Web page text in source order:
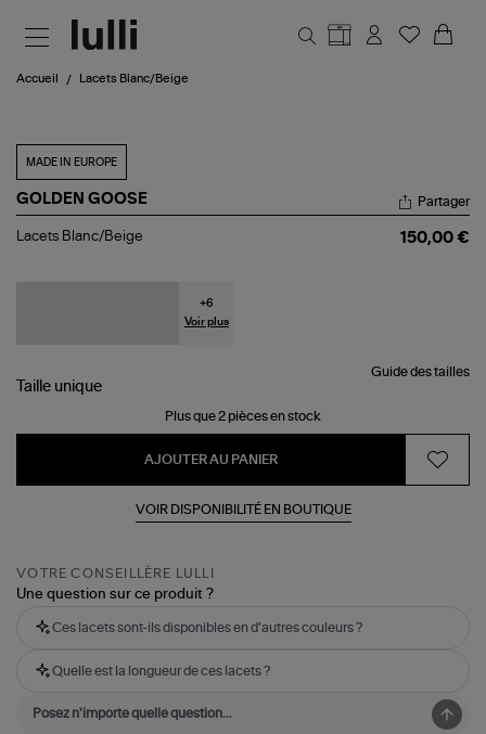
Accueil Lacets Blanc/Beige
MADE IN EUROPE
GOLDEN GOOSE
Lacets
Partager
Lacets Blanc/Beige 150,00 €
+6
Voir plus
Guide des tailles
Taille unique
Plus que 2 pièces en stock
AJOUTER AU PANIER
VOIR DISPONIBILITÉ EN BOUTIQUE
VOTRE CONSEILLÈRE LULLI
Une question sur ce produit ?
Ces lacets sont-ils disponibles en d'autres couleurs ?
Quelle est la longueur de ces lacets ?